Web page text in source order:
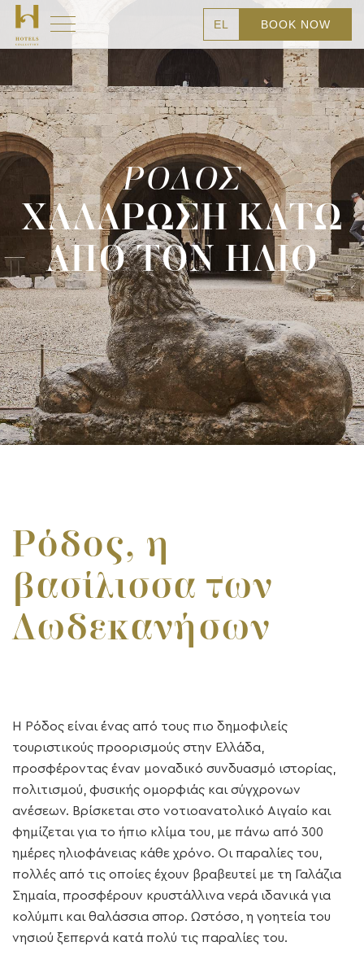
ΡΟΔΟΣ
ΧΑΛΑΡΩΣΗ ΚΑΤΩ
ΑΠΟ ΤΟΝ ΗΛΙΟ
Ρόδος, η
βασίλισσα των
Δωδεκανήσων
Η Ρόδος είναι ένας από τους πιο δημοφιλείς
τουριστικούς προορισμούς στην Ελλάδα,
προσφέροντας έναν μοναδικό συνδυασμό ιστορίας,
πολιτισμού, φυσικής ομορφιάς και σύγχρονων
ανέσεων. Βρίσκεται στο νοτιοανατολικό Αιγαίο και
φημίζεται για το ήπιο κλίμα του, με πάνω από 300
ημέρες ηλιοφάνειας κάθε χρόνο. Οι παραλίες του,
πολλές από τις οποίες έχουν βραβευτεί με τη Γαλάζια
Σημαία, προσφέρουν κρυστάλλινα νερά ιδανικά για
κολύμπι και θαλάσσια σπορ. Ωστόσο, η γοητεία του
νησιού ξεπερνά κατά πολύ τις παραλίες του.
EL BOOK NOW